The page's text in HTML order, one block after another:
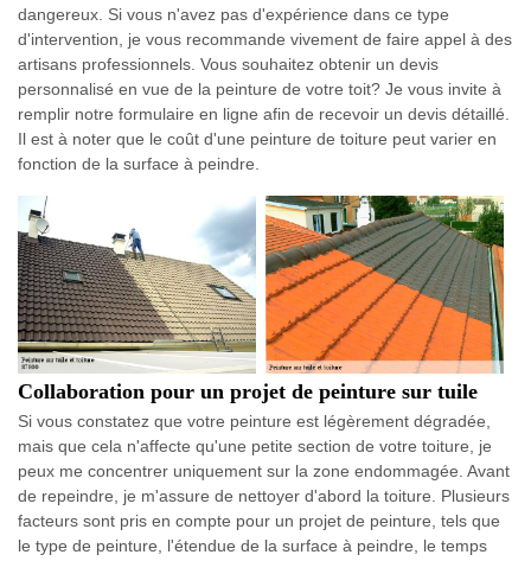
dangereux. Si vous n'avez pas d'expérience dans ce type
d'intervention, je vous recommande vivement de faire appel à des
artisans professionnels. Vous souhaitez obtenir un devis
personnalisé en vue de la peinture de votre toit? Je vous invite à
remplir notre formulaire en ligne afin de recevoir un devis détaillé.
Il est à noter que le coût d'une peinture de toiture peut varier en
fonction de la surface à peindre.
Collaboration pour un projet de peinture sur tuile
Si vous constatez que votre peinture est légèrement dégradée,
mais que cela n'affecte qu'une petite section de votre toiture, je
peux me concentrer uniquement sur la zone endommagée. Avant
de repeindre, je m'assure de nettoyer d'abord la toiture. Plusieurs
facteurs sont pris en compte pour un projet de peinture, tels que
le type de peinture, l'étendue de la surface à peindre, le temps